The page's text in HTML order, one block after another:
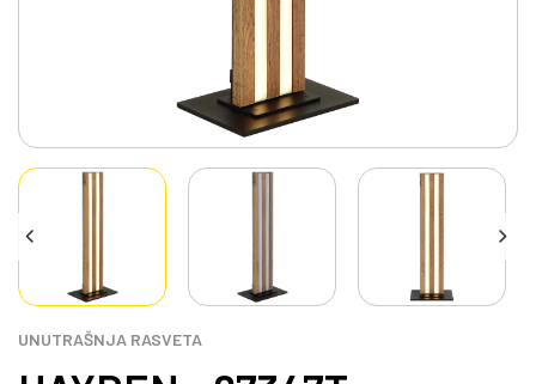
UNUTRAŠNJA RASVETA